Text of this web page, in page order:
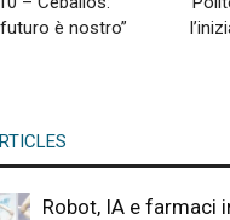
è nostro”
Robot, IA e farmaci